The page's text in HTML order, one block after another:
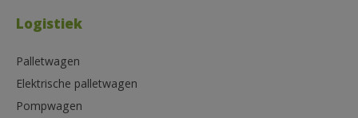
Logistiek
Palletwagen
Elektrische palletwagen
Pompwagen